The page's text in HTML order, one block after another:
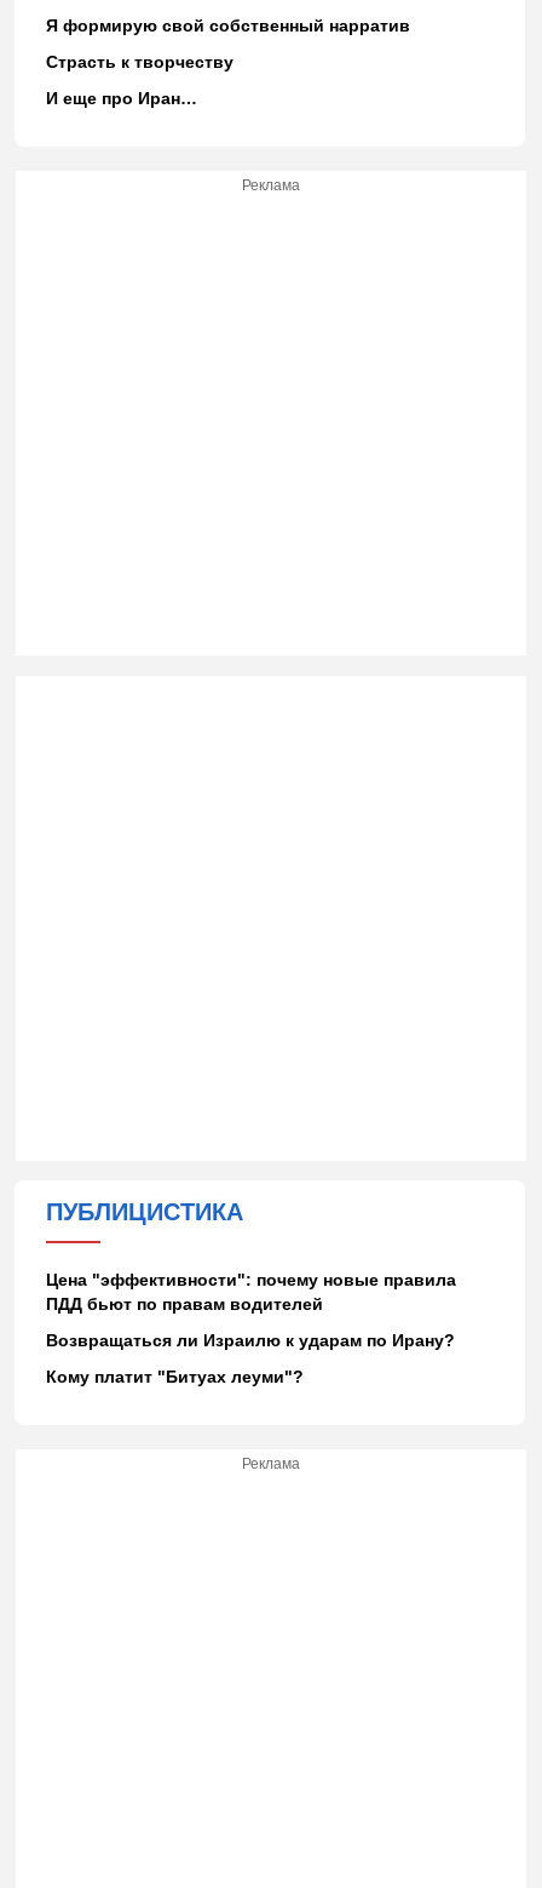
Я формирую свой собственный нарратив
Страсть к творчеству
И еще про Иран…
Реклама
ПУБЛИЦИСТИКА
Цена "эффективности": почему новые правила
ПДД бьют по правам водителей
Возвращаться ли Израилю к ударам по Ирану?
Кому платит "Битуах леуми"?
Реклама